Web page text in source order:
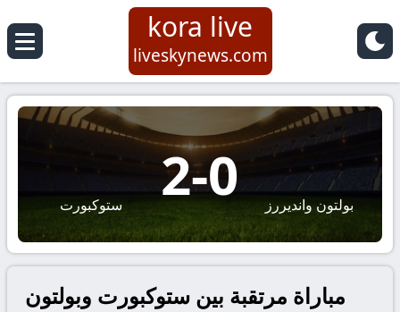
kora live
liveskynews.com
ستوكبورت 2-0 بولتون وانديررز
مباراة مرتقبة بين ستوكبورت وبولتون